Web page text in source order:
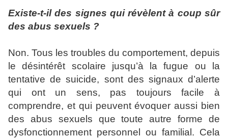
Existe-t-il des signes qui révèlent à coup sûr
des abus sexuels ?
Non. Tous les troubles du comportement, depuis
le désintérêt scolaire jusqu’à la fugue ou la
tentative de suicide, sont des signaux d’alerte
qui ont un sens, pas toujours facile à
comprendre, et qui peuvent évoquer aussi bien
des abus sexuels que toute autre forme de
dysfonctionnement personnel ou familial. Cela